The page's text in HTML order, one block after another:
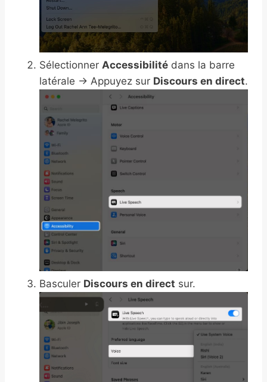
Sélectionner Accessibilité dans la barre
latérale → Appuyez sur Discours en direct.
Basculer Discours en direct sur.